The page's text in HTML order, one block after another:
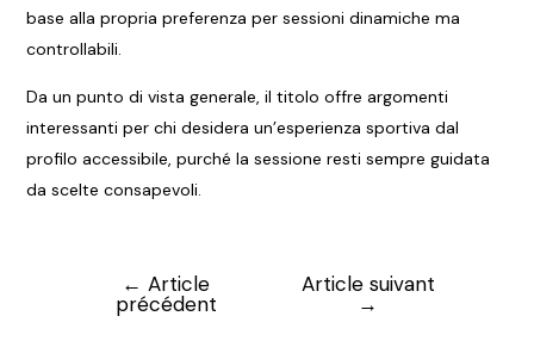
base alla propria preferenza per sessioni dinamiche ma
controllabili.
Da un punto di vista generale, il titolo offre argomenti
interessanti per chi desidera un’esperienza sportiva dal
profilo accessibile, purché la sessione resti sempre guidata
da scelte consapevoli.
Navigation
← Article
précédent
Article suivant
→